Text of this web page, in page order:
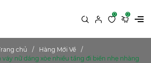
0 0
chủ
Hàng Mới Về
váy nữ dáng xòe nhiều tầng đi biển nhẹ nhàng